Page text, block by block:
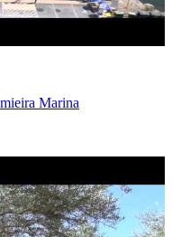
Marina